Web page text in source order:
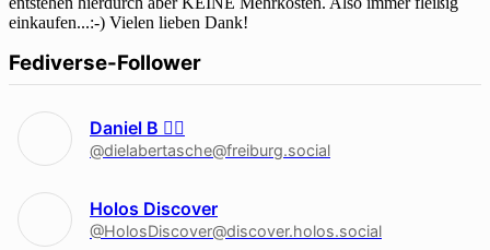
einkaufen...:-) Vielen lieben Dank!
Fediverse-Follower
Daniel B 🏳‍🌈
@dielabertasche@freiburg.social
Holos Discover
@HolosDiscover@discover.holos.social